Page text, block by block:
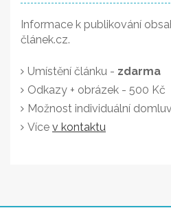
Informace k publikování
článek.cz.
Umístění článku - zdarma
Odkazy + obrázek - 500 Kč
Možnost individuální
Více v kontaktu